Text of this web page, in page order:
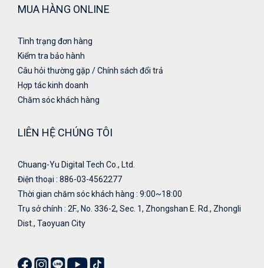
MUA HÀNG ONLINE
Tình trạng đơn hàng
Kiểm tra bảo hành
Câu hỏi thường gặp / Chính sách đổi trả
Hợp tác kinh doanh
Chăm sóc khách hàng
LIÊN HỆ CHÚNG TÔI
Chuang-Yu Digital Tech Co., Ltd.
Điện thoại : 886-03-4562277
Thời gian chăm sóc khách hàng : 9:00~18:00
Trụ sở chính : 2F., No. 336-2, Sec. 1, Zhongshan E. Rd., Zhongli
Dist., Taoyuan City